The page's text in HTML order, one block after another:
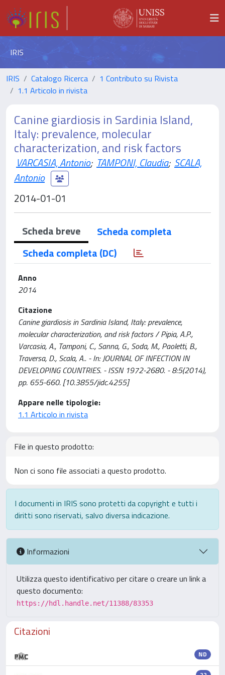
IRIS
IRIS Catalogo Ricerca
1 Contributo su Rivista
1.1 Articolo in rivista
Canine giardiosis in Sardinia Island,
Italy: prevalence, molecular
characterization, and risk factors
VARCASIA, Antonio; TAMPONI, Claudia; SCALA,
Antonio
2014-01-01
Scheda breve
Scheda completa
Scheda completa (DC)
Anno
2014
Citazione
Canine giardiosis in Sardinia Island, Italy: prevalence,
molecular characterization, and risk factors / Pipia, A.P.,
Varcasia, A., Tamponi, C., Sanna, G., Soda, M., Paoletti, B.,
Traversa, D., Scala, A.. - In: JOURNAL OF INFECTION IN
DEVELOPING COUNTRIES. - ISSN 1972-2680. - 8:5(2014),
pp. 655-660. [10.3855/jidc.4255]
Appare nelle tipologie:
1.1 Articolo in rivista
File in questo prodotto:
Non ci sono file associati a questo prodotto.
I documenti in IRIS sono protetti da copyright e tutti i
diritti sono riservati, salvo diversa indicazione.
Informazioni
Utilizza questo identificativo per citare o creare un link a
questo documento:
https://hdl.handle.net/11388/83353
Citazioni
ND